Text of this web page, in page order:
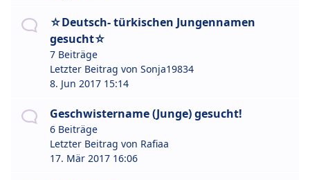
☆Deutsch- türkischen Jungennamen
gesucht☆
7 Beiträge
Letzter Beitrag von Sonja19834
8. Jun 2017 15:14
Geschwistername (Junge) gesucht!
6 Beiträge
Letzter Beitrag von Rafiaa
17. Mär 2017 16:06